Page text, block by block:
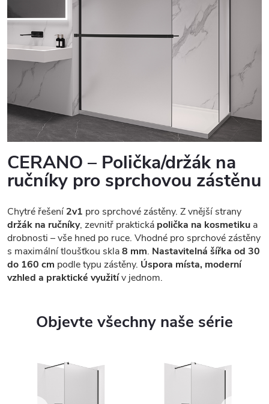
CERANO – Polička/držák na
ručníky pro sprchovou zástěnu
Chytré řešení2v1 pro sprchové zástěny. Z vnější strany
držák na ručníky, zevnitř praktická polička na kosmetiku a
drobnosti – vše hned po ruce. Vhodné pro sprchové zástěny
s maximální tloušťkou skla8 mm. Nastavitelná šířka od 30
do 160 cm podle typu zástěny. Úspora místa, moderní
vzhled a praktické využitív jednom.
Objevte všechny naše série